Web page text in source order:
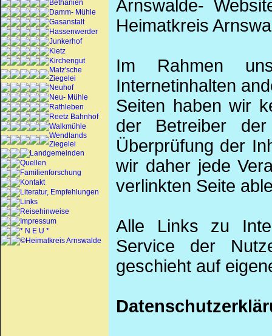
Bethanien
Damm- Mühle
Gasanstalt
Hassenwerder
Junkerhof
Kietz
Kirchengut
Matz'sche
Ziegelei
Neuhof
Neu- Mühle
Rathleben
Reetz Bahnhof
Walkmühle
Wendlands
Ziegelei
Landgemeinden
Quellen
Familienforschung
Kontakt
Literatur, Empfehlungen
Links
Reisehinweise
Impressum
* N E U *
©Heimatkreis Arnswalde
Arnswalde-
Heimatkreis
Im Rahmen
Internetinhalten
Seiten haben wir
der Betreiber
Überprüfung der
wir daher jede
verlinkten Seite
Alle Links zu
Service der
geschieht auf